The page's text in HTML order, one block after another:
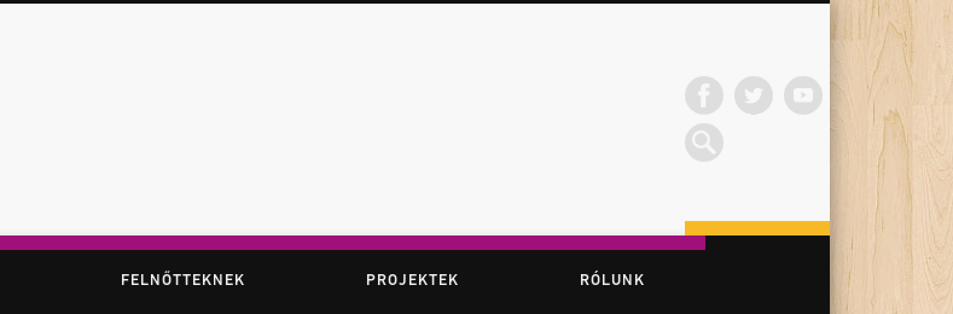
FELNŐTTEKNEK PROJEKTEK RÓLUNK